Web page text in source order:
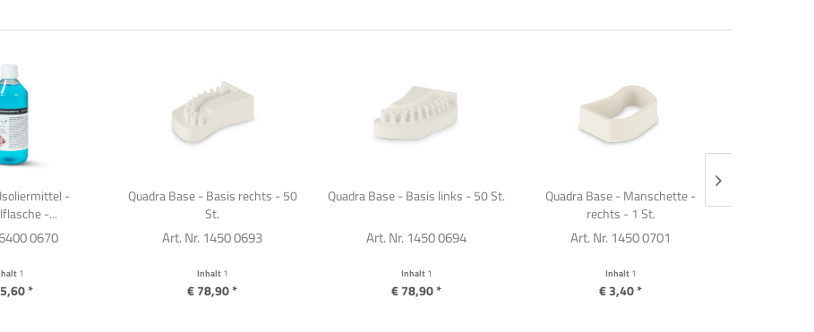
-
-...
0670
1
*
Quadra Base - Basis rechts - 50
St.
Art. Nr. 1450 0693
Inhalt 1
€ 78,90 *
Quadra Base - Basis links - 50 St.
Art. Nr. 1450 0694
Inhalt 1
€ 78,90 *
Quadra Base - Manschette -
rechts - 1 St.
Art. Nr. 1450 0701
Inhalt 1
€ 3,40 *